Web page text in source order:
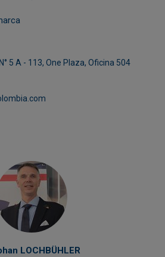
5 A - 113, One Plaza, Oficina 504
LOCHBÜHLER